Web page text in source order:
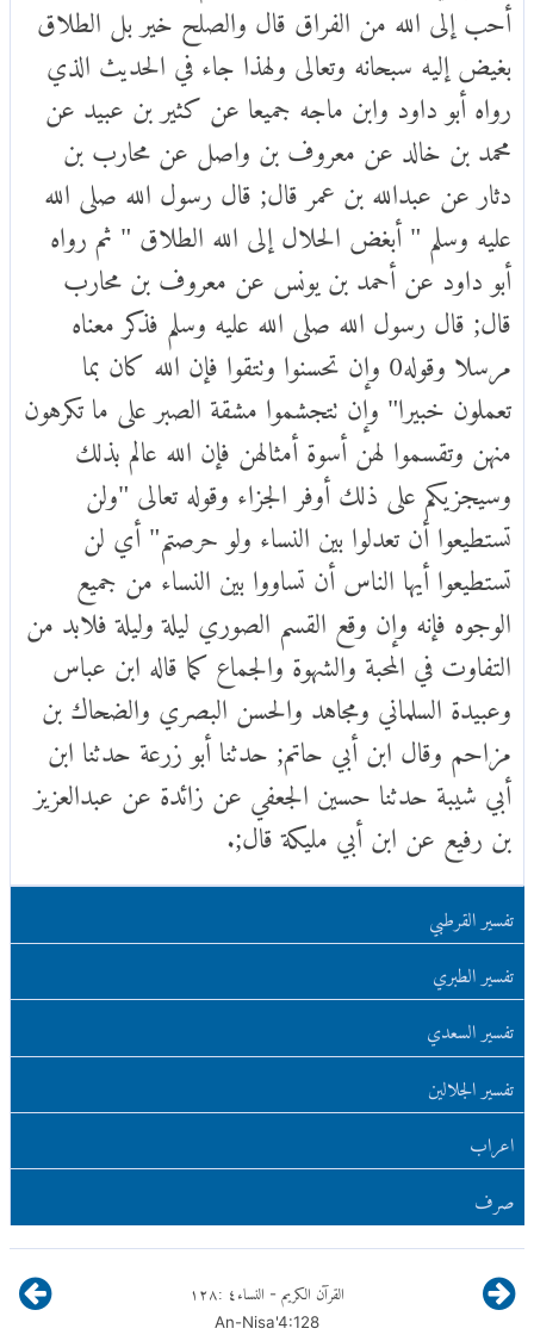
أحب إلى الله من الفراق قال والصلح خير بل الطلاق
بغيض إليه سبحانه وتعالى ولهذا جاء في الحديث الذي
رواه أبو داود وابن ماجه جميعا عن كثير بن عبيد عن
محمد بن خالد عن معروف بن واصل عن محارب بن
دثار عن عبدالله بن عمر قال; قال رسول الله صلى الله
عليه وسلم " أبغض الحلال إلى الله الطلاق " ثم رواه
أبو داود عن أحمد بن يونس عن معروف بن محارب
قال; قال رسول الله صلى الله عليه وسلم فذكر معناه
مرسلا وقوله0 وإن تحسنوا وتتقوا فإن الله كان بما
تعملون خبيرا" وإن تتجشموا مشقة الصبر على ما تكرهون
منهن وتقسموا لهن أسوة أمثالهن فإن الله عالم بذلك
وسيجزيكم على ذلك أوفر الجزاء وقوله تعالى "ولن
تستطيعوا أن تعدلوا بين النساء ولو حرصتم" أي لن
تستطيعوا أيها الناس أن تساووا بين النساء من جميع
الوجوه فإنه وإن وقع القسم الصوري ليلة وليلة فلابد من
التفاوت في المحبة والشهوة والجماع كما قاله ابن عباس
وعبيدة السلماني ومجاهد والحسن البصري والضحاك بن
مزاحم وقال ابن أبي حاتم; حدثنا أبو زرعة حدثنا ابن
أبي شيبة حدثنا حسين الجعفي عن زائدة عن عبدالعزيز
بن رفيع عن ابن أبي مليكة قال;.
تفسير القرطبي
تفسير الطبري
تفسير السعدي
تفسير الجلالين
اعراب
صرف
القرآن الكريم - النساء٤ :١٢٨
An-Nisa'4:128